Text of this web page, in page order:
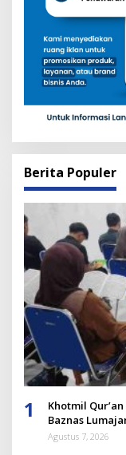
Berita Populer
1
Khotmil
Baznas
Agustus 7, 2026